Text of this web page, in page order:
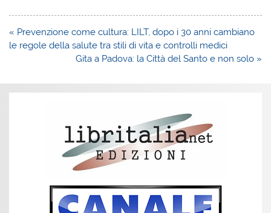
Navigazione
articoli
« Prevenzione come cultura: LILT, dopo i 30 anni cambiano
le regole della salute tra stili di vita e controlli medici
Gita a Padova: la Città del Santo e non solo »